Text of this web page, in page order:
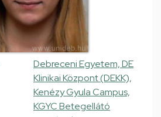
Debreceni Egyetem, DE
Klinikai Központ (DEKK),
Kenézy Gyula Campus,
KGYC Betegellátó